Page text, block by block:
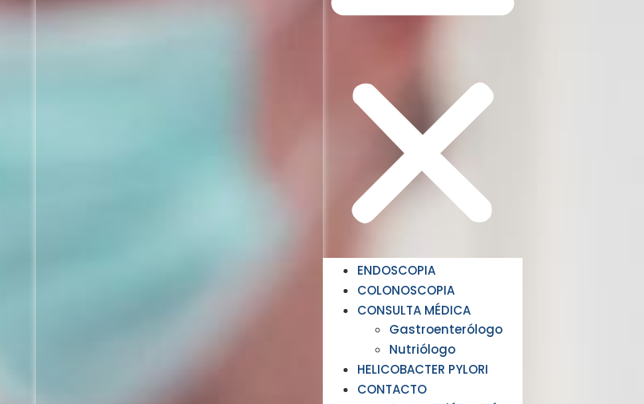
ENDOSCOPIA
COLONOSCOPIA
CONSULTA MÉDICA
Gastroenterólogo
Nutriólogo
HELICOBACTER PYLORI
CONTACTO